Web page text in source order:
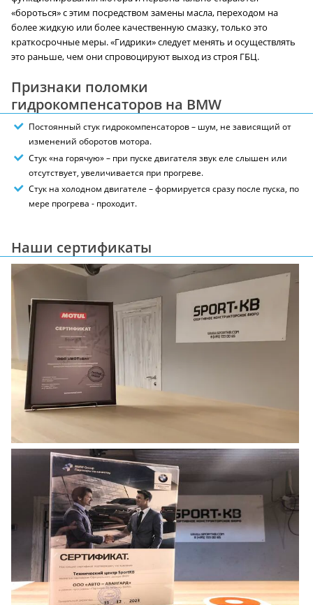
«бороться» с этим посредством замены масла, переходом на
более жидкую или более качественную смазку, только это
краткосрочные меры. «Гидрики» следует менять и осуществлять
это раньше, чем они спровоцируют выход из строя ГБЦ.
Признаки поломки
гидрокомпенсаторов на BMW
Постоянный стук гидрокомпенсаторов – шум, не зависящий от
изменений оборотов мотора.
Стук «на горячую» – при пуске двигателя звук еле слышен или
отсутствует, увеличивается при прогреве.
Стук на холодном двигателе – формируется сразу после пуска, по
мере прогрева - проходит.
Наши сертификаты